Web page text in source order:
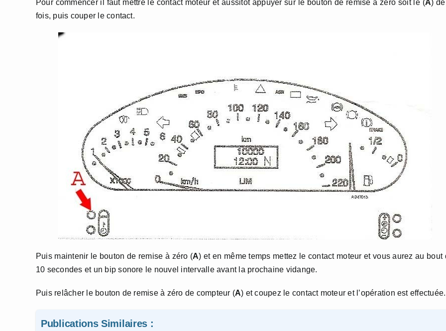
Pour commencer il faut mettre le contact moteur et aussitôt appuyer sur le bouton de remise à zéro soit le (A)
fois, puis couper le contact.
Puis maintenir le bouton de remise à zéro (A) et en même temps mettez le contact moteur et vous aurez au bout
10 secondes et un bip sonore le nouvel intervalle avant la prochaine vidange.
Puis relâcher le bouton de remise à zéro de compteur (A) et coupez le contact moteur et l’opération est effectuée.
Publications Similaires :